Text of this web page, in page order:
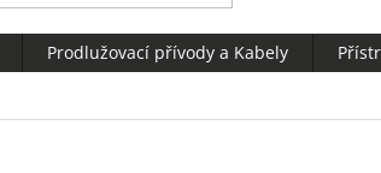
Prodlužovací přívody a Kabely